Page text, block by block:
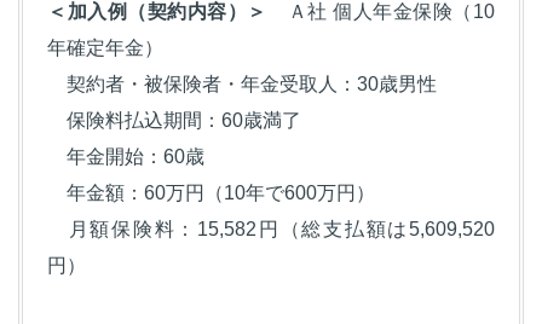
＜加入例（契約内容）＞
Ａ社 個人年金保険（10
年確定年金）
契約者・被保険者・年金受取人：30歳男性
保険料払込期間：60歳満了
年金開始：60歳
年金額：60万円（10年で600万円）
月額保険料：15,582円（総支払額は5,609,520
円）